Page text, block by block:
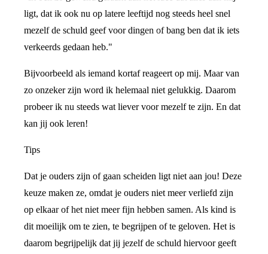
ligt, dat ik ook nu op latere leeftijd nog steeds heel snel
mezelf de schuld geef voor dingen of bang ben dat ik iets
verkeerds gedaan heb."
Bijvoorbeeld als iemand kortaf reageert op mij. Maar van
zo onzeker zijn word ik helemaal niet gelukkig. Daarom
probeer ik nu steeds wat liever voor mezelf te zijn. En dat
kan jij ook leren!
Tips
Dat je ouders zijn of gaan scheiden ligt niet aan jou! Deze
keuze maken ze, omdat je ouders niet meer verliefd zijn
op elkaar of het niet meer fijn hebben samen. Als kind is
dit moeilijk om te zien, te begrijpen of te geloven. Het is
daarom begrijpelijk dat jij jezelf de schuld hiervoor geeft